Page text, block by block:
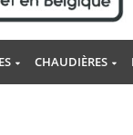
CHAUDIÈRES